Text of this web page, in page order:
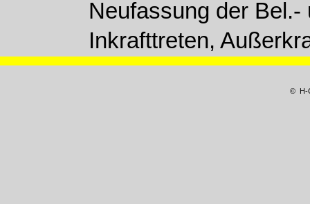
Neufassung der Bel.-
Inkrafttreten,
© H-